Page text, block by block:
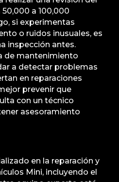
a 100,000
si experimentas
o ruidos inusuales, es
inspección antes.
de mantenimiento
a detectar problemas
en reparaciones
prevenir que
con un técnico
asesoramiento
en la reparación y
Mini, incluyendo el